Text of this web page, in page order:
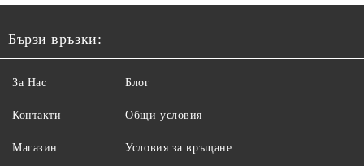
Бързи връзки:
За Нас
Контакти
Магазин
Блог
Общи условия
Условия за връщане